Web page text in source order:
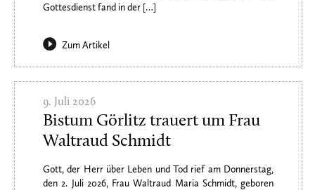
Gottesdienst fand in der […]
Zum Artikel
9. Juli 2026
Bistum Görlitz trauert um Frau
Waltraud Schmidt
Gott, der Herr über Leben und Tod rief am Donnerstag,
den 2. Juli 2026, Frau Waltraud Maria Schmidt, geboren